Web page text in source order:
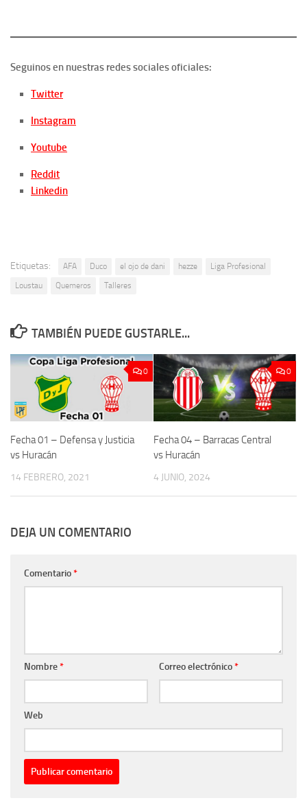
Seguinos en nuestras redes sociales oficiales:
Twitter
Instagram
Youtube
Reddit
Linkedin
Etiquetas: AFA Duco el ojo de dani hezze
Liga Profesional
Loustau
Quemeros Talleres
TAMBIÉN PUEDE GUSTARLE...
0
Fecha 01 – Defensa y Justicia
vs Huracán
14 FEBRERO, 2021
0
Fecha 04 – Barracas Central
vs Huracán
4 JUNIO, 2024
DEJA UN COMENTARIO
Comentario*
Nombre* Correo electrónico*
Web